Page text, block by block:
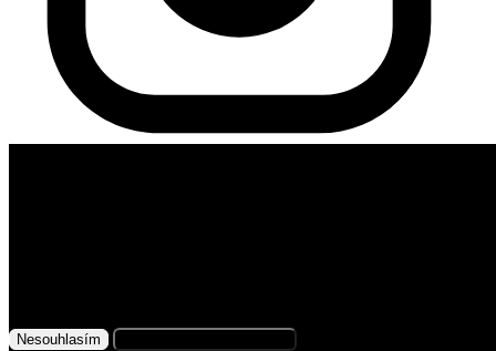
účelu využíváme soubory cookies, které nám
Nesouhlasím